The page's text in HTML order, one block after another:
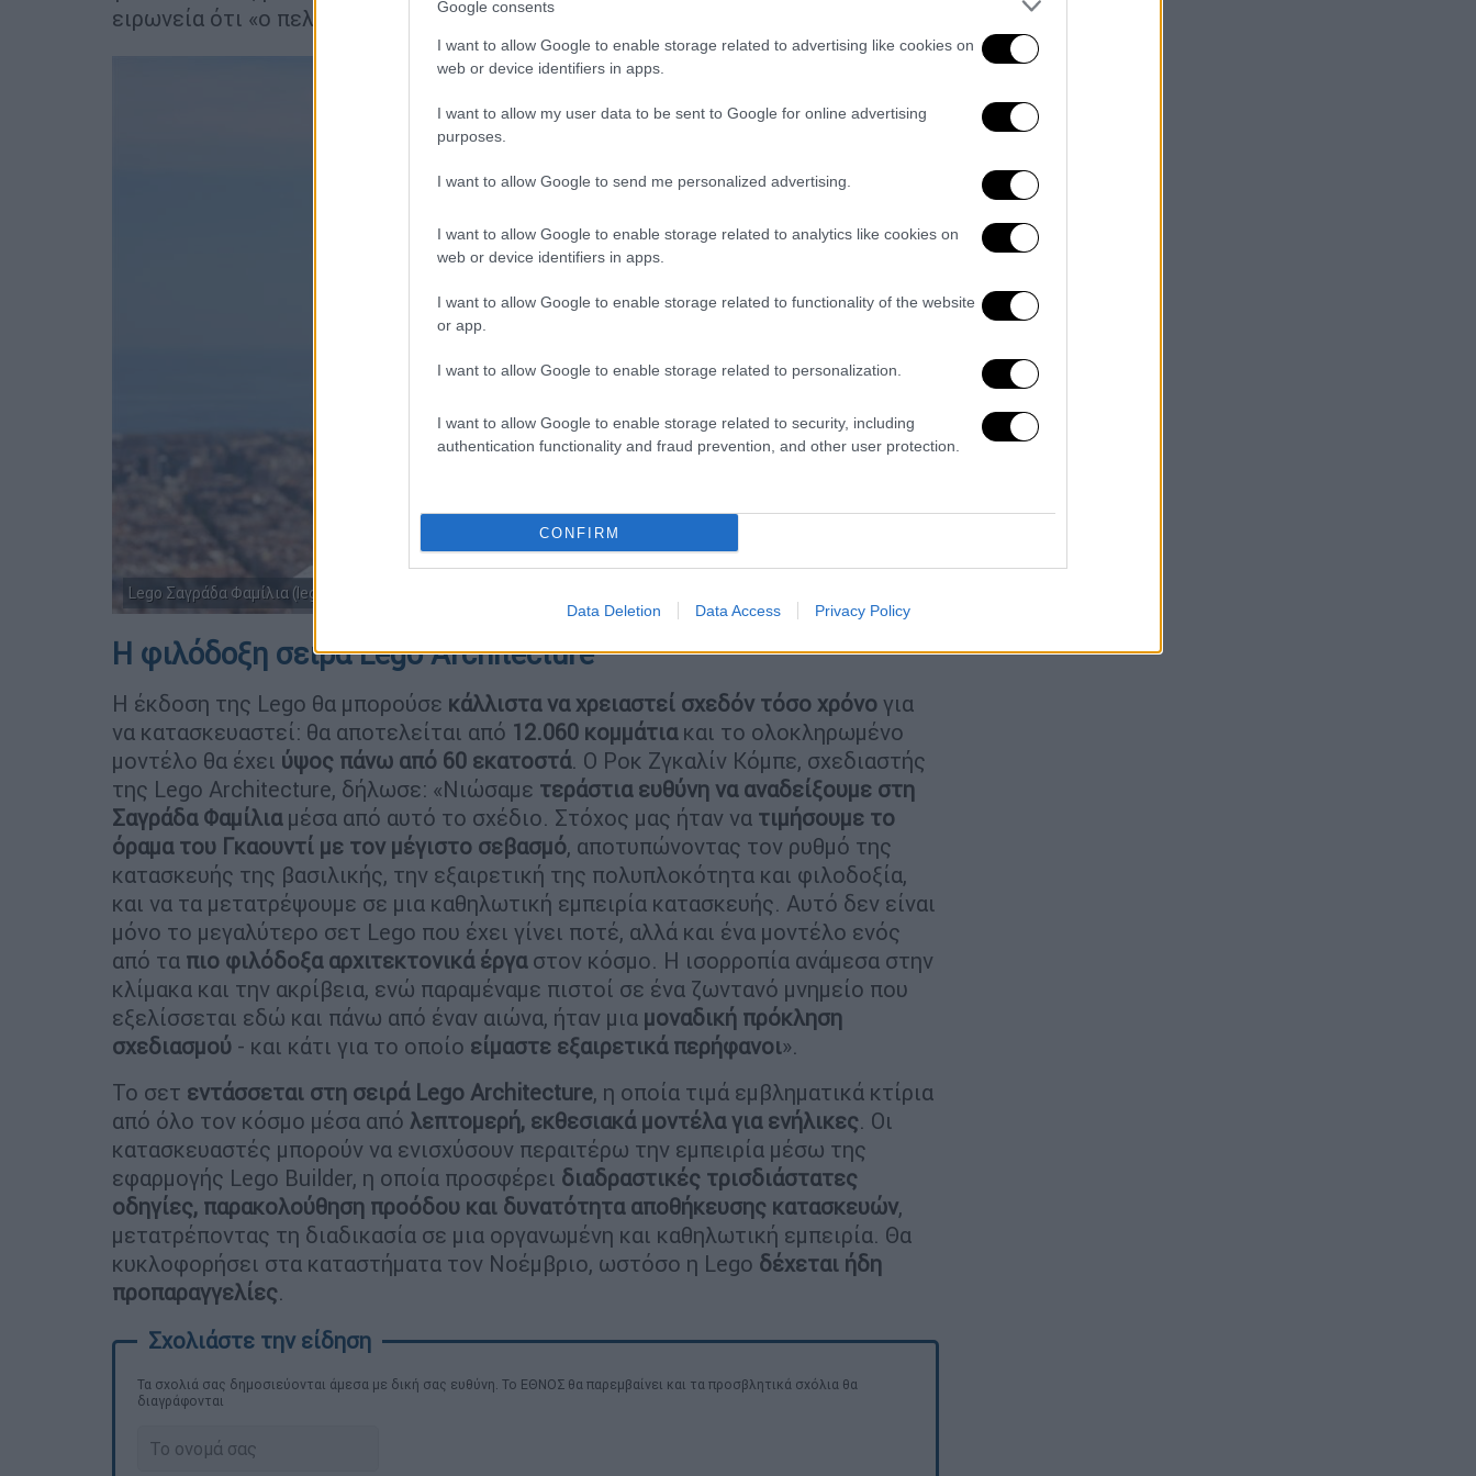
Google consents
I want to allow Google to enable storage related to advertising like cookies on
web or device identifiers in apps.
I want to allow my user data to be sent to Google for online advertising
purposes.
I want to allow Google to send me personalized advertising.
I want to allow Google to enable storage related to analytics like cookies on
web or device identifiers in apps.
I want to allow Google to enable storage related to functionality of the website
or app.
I want to allow Google to enable storage related to personalization.
I want to allow Google to enable storage related to security, including
authentication functionality and fraud prevention, and other user protection.
CONFIRM
Data Deletion Data Access Privacy Policy
ειρωνεία ότι «ο πελάτης μου
δεν βιάζεται καθόλου
Lego Σαγράδα Φαμίλια (lego.com)
Η φιλόδοξη σειρά Lego Architecture
Η έκδοση της Lego θα μπορούσε κάλλιστα να χρειαστεί σχεδόν τόσο χρόνο για
να κατασκευαστεί: θα αποτελείται από 12.060 κομμάτιακαι το ολοκληρωμένο
μοντέλο θα έχει ύψος πάνω από 60 εκατοστά. Ο Ροκ Ζγκαλίν Κόμπε, σχεδιαστής
της Lego Architecture, δήλωσε: «Νιώσαμε τεράστια ευθύνη να αναδείξουμε στη
Σαγράδα Φαμίλιαμέσα από αυτό το σχέδιο. Στόχος μας ήταν να τιμήσουμε το
όραμα του Γκαουντί με τον μέγιστο σεβασμό, αποτυπώνοντας τον ρυθμό της
κατασκευής της βασιλικής, την εξαιρετική της πολυπλοκότητα και φιλοδοξία,
και να τα μετατρέψουμε σε μια καθηλωτική εμπειρία κατασκευής. Αυτό δεν είναι
μόνο το μεγαλύτερο σετ Lego που έχει γίνει ποτέ, αλλά και ένα μοντέλο ενός
από τα πιο φιλόδοξα αρχιτεκτονικά έργαστον κόσμο. Η ισορροπία ανάμεσα στην
κλίμακα και την ακρίβεια, ενώ παραμέναμε πιστοί σε ένα ζωντανό μνημείο που
εξελίσσεται εδώ και πάνω από έναν αιώνα, ήταν μια μοναδική πρόκληση
σχεδιασμού - και κάτι για το οποίο είμαστε εξαιρετικά περήφανοι».
Το σετ εντάσσεται στη σειρά Lego Architecture, η οποία τιμά εμβληματικά κτίρια
από όλο τον κόσμο μέσα από λεπτομερή, εκθεσιακά μοντέλα για ενήλικες. Οι
κατασκευαστές μπορούν να ενισχύσουν περαιτέρω την εμπειρία μέσω της
εφαρμογής Lego Builder, η οποία προσφέρει διαδραστικές τρισδιάστατες
οδηγίες, παρακολούθηση προόδου και δυνατότητα αποθήκευσης κατασκευών,
μετατρέποντας τη διαδικασία σε μια οργανωμένη και καθηλωτική εμπειρία. Θα
κυκλοφορήσει στα καταστήματα τον Νοέμβριο, ωστόσο η Lego δέχεται ήδη
προπαραγγελίες.
Τα σχολιά σας δημοσιεύονται άμεσα με δική σας ευθύνη. Το ΕΘΝΟΣ θα παρεμβαίνει και τα προσβλητικά σχόλια θα
διαγράφονται